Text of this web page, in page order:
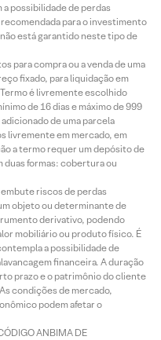
possibilidade de perdas
para o investimento
está garantido neste tipo de
para compra ou a venda de uma
fixado, para liquidação em
é livremente escolhido
de 16 dias e máximo de 999
de uma parcela
livremente em mercado, em
a termo requer um depósito de
duas formas: cobertura ou
riscos de perdas
objeto ou determinante de
derivativo, podendo
mobiliário ou produto físico. É
a possibilidade de
financeira. A duração
prazo e o patrimônio do cliente
condições de mercado,
podem afetar o
ANBIMA DE